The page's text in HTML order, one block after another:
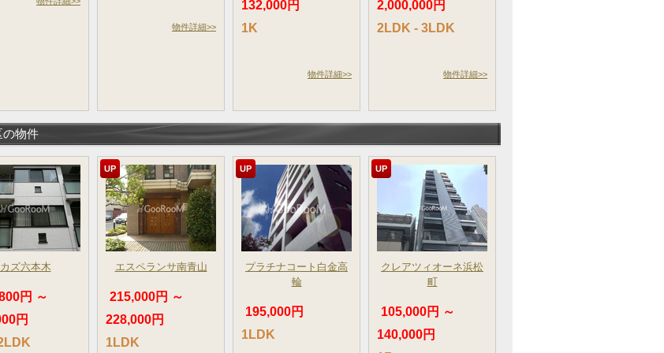
物件詳細>>
132,000円
1K
物件詳細>>
2,000,000円
2LDK - 3LDK
物件詳細>>
の物件
カズ六本木
円 ～
円
UP
エスペランサ南青山
215,000円 ～
228,000円
1LDK
UP
プラチナコート白金高
輪
195,000円
1LDK
UP
クレアツィオーネ浜松
町
105,000円 ～
140,000円